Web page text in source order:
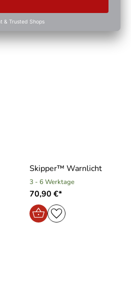
Skipper™ Warnlicht
3 - 6 Werktage
70,90 €*